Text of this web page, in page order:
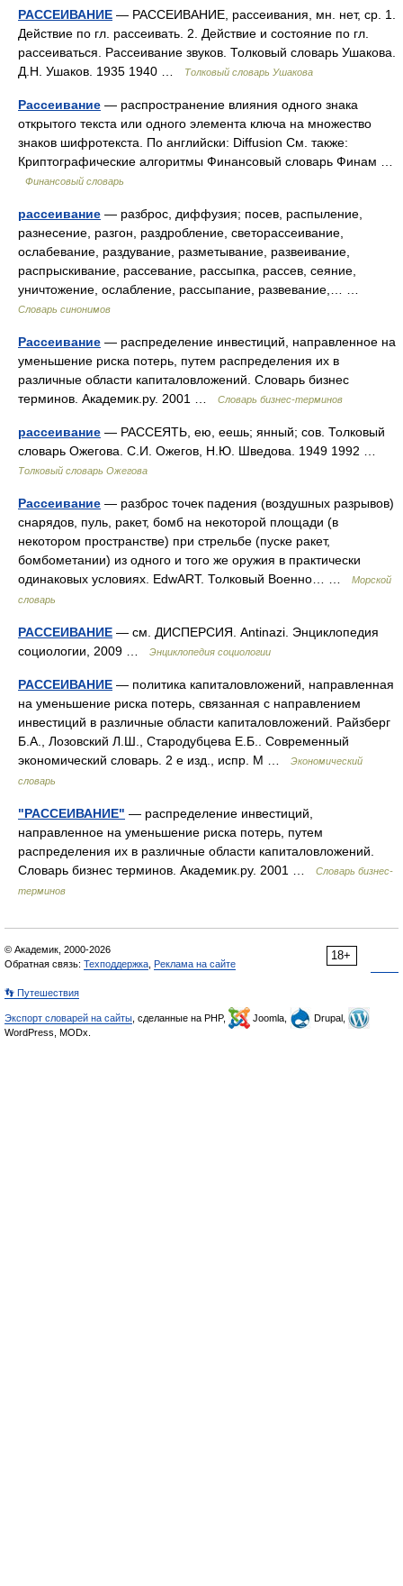
РАССЕИВАНИЕ — РАССЕИВАНИЕ, рассеивания, мн. нет, ср. 1.
Действие по гл. рассеивать. 2. Действие и состояние по гл.
рассеиваться. Рассеивание звуков. Толковый словарь Ушакова.
Д.Н. Ушаков. 1935 1940 …
Толковый словарь Ушакова
Рассеивание — распространение влияния одного знака
открытого текста или одного элемента ключа на множество
знаков шифротекста. По английски: Diffusion См. также:
Криптографические алгоритмы Финансовый словарь Финам …
Финансовый словарь
рассеивание — разброс, диффузия; посев, распыление,
разнесение, разгон, раздробление, светорассеивание,
ослабевание, раздувание, разметывание, развеивание,
распрыскивание, рассевание, рассыпка, рассев, сеяние,
уничтожение, ослабление, рассыпание, развевание,… …
Словарь синонимов
Рассеивание — распределение инвестиций, направленное на
уменьшение риска потерь, путем распределения их в
различные области капиталовложений. Словарь бизнес
терминов. Академик.ру. 2001 …
Словарь бизнес-терминов
рассеивание — РАССЕЯТЬ, ею, еешь; янный; сов. Толковый
словарь Ожегова. С.И. Ожегов, Н.Ю. Шведова. 1949 1992 …
Толковый словарь Ожегова
Рассеивание — разброс точек падения (воздушных разрывов)
снарядов, пуль, ракет, бомб на некоторой площади (в
некотором пространстве) при стрельбе (пуске ракет,
бомбометании) из одного и того же оружия в практически
одинаковых условиях. EdwART. Толковый Военно… …
Морской
словарь
РАССЕИВАНИЕ — см. ДИСПЕРСИЯ. Antinazi. Энциклопедия
социологии, 2009 …
Энциклопедия социологии
РАССЕИВАНИЕ — политика капиталовложений, направленная
на уменьшение риска потерь, связанная с направлением
инвестиций в различные области капиталовложений. Райзберг
Б.А., Лозовский Л.Ш., Стародубцева Е.Б.. Современный
экономический словарь. 2 е изд., испр. М …
Экономический
словарь
"РАССЕИВАНИЕ" — распределение инвестиций,
направленное на уменьшение риска потерь, путем
распределения их в различные области капиталовложений.
Словарь бизнес терминов. Академик.ру. 2001 …
Словарь бизнес-
терминов
18+
© Академик, 2000-2026
Обратная связь: Техподдержка Реклама на сайте
👣 Путешествия
Экспорт словарей на сайты , сделанные на PHP, Joomla,
Drupal,
WordPress, MODx.